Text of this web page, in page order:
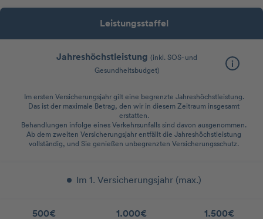
Leistungsstaffel
Jahreshöchstleistung (inkl. SOS- und
Gesundheitsbudget)
Im ersten Versicherungsjahr gilt eine begrenzte Jahreshöchstleistung.
Das ist der maximale Betrag, den wir in diesem Zeitraum insgesamt
erstatten.
Behandlungen infolge eines Verkehrsunfalls sind davon ausgenommen.
Ab dem zweiten Versicherungsjahr entfällt die Jahreshöchstleistung
vollständig, und Sie genießen unbegrenzten Versicherungsschutz.
Im 1. Versicherungsjahr (max.)
500€ 1.000€ 1.500€